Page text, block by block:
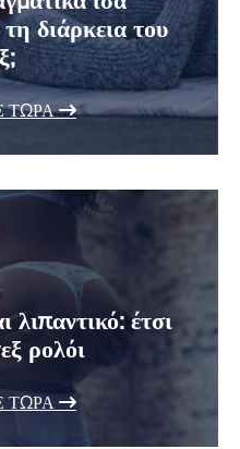
διάρκεια του
ΤΏΡΑ
έτσι
ρολόι
ΤΏΡΑ